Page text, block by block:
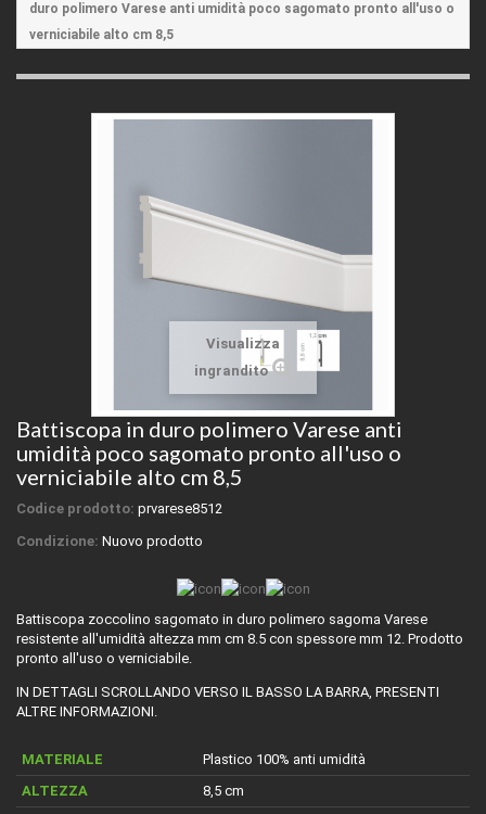
duro polimero Varese anti umidità poco sagomato pronto all'uso o
verniciabile alto cm 8,5
Visualizza
ingrandito
Battiscopa in duro polimero Varese anti
umidità poco sagomato pronto all'uso o
verniciabile alto cm 8,5
Codice prodotto: prvarese8512
Condizione: Nuovo prodotto
Battiscopa zoccolino sagomato in duro polimero sagoma Varese
resistente all'umidità altezza mm cm 8.5 con spessore mm 12. Prodotto
pronto all'uso o verniciabile.
IN DETTAGLI SCROLLANDO VERSO IL BASSO LA BARRA, PRESENTI
ALTRE INFORMAZIONI.
MATERIALE
Plastico 100% anti umidità
ALTEZZA
8,5 cm